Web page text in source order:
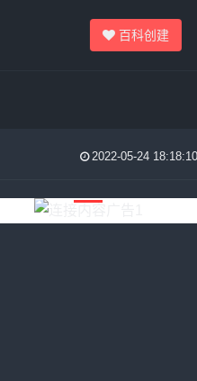
百科创建
2022-05-24 18:18:10